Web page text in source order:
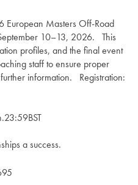
European Masters Off-Road
10–13, 2026. This
profiles, and the final event
staff to ensure proper
information. Registration:
a success.